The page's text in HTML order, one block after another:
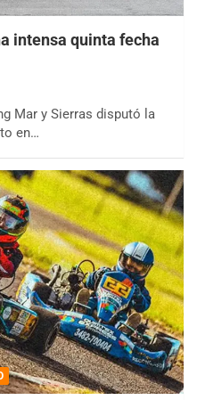
intensa quinta fecha
Mar y Sierras disputó la
en…